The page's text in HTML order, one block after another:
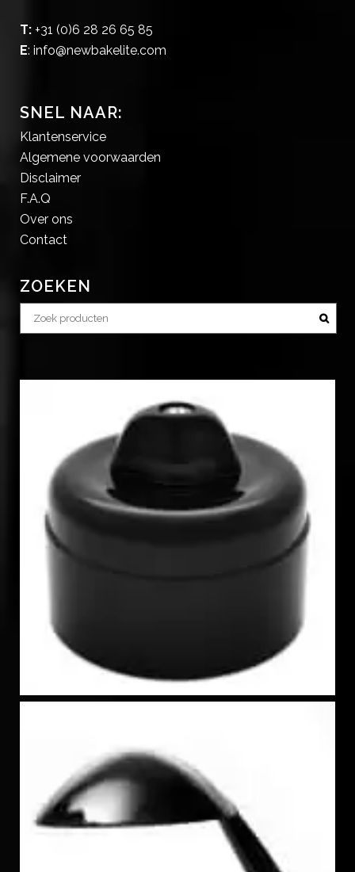
T: +31 (0)6 28 26 65 85
E: info@newbakelite.com
SNEL NAAR:
Klantenservice
Algemene voorwaarden
Disclaimer
F.A.Q
Over ons
Contact
ZOEKEN